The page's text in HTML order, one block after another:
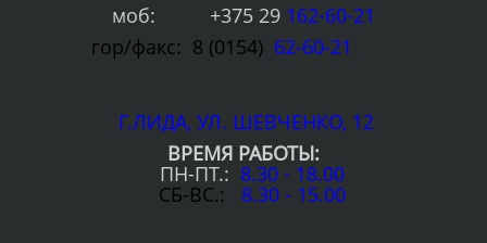
моб: +375 29 162-60-21
гор/факс: 8 (0154) 62-60-21
Г.ЛИДА, УЛ. ШЕВЧЕНКО, 12
ВРЕМЯ РАБОТЫ:
ПН-ПТ.: 8.30 - 18.00
СБ-ВС.: 8.30 - 15.00